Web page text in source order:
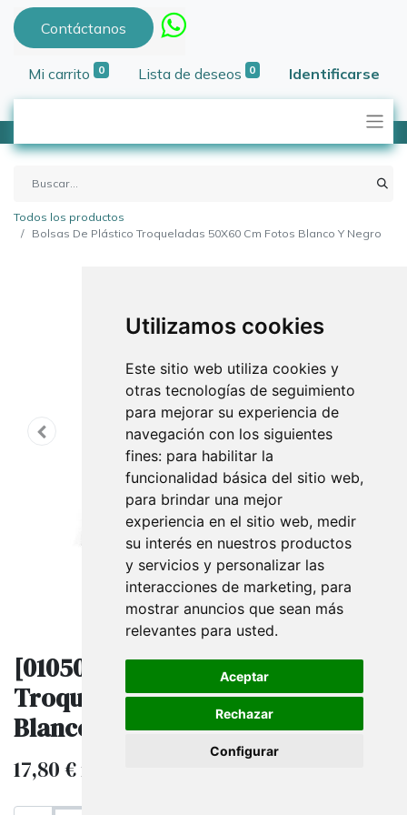
Utilizamos cookies
Este sitio web utiliza cookies y
otras tecnologías de seguimiento
para mejorar su experiencia de
navegación con los siguientes
fines: para habilitar la
funcionalidad básica del sitio web,
para brindar una mejor
experiencia en el sitio web, medir
su interés en nuestros productos
y servicios y personalizar las
interacciones de marketing, para
mostrar anuncios que sean más
relevantes para usted.
Aceptar
Rechazar
Configurar
Contáctanos
Mi carrito 0 Lista de deseos 0 Identificarse
Todos los productos
Bolsas De Plástico Troqueladas 50X60 Cm Fotos Blanco Y Negro
[010507] Bolsas De Plástico
Troqueladas 50X60 Cm Fotos
Blanco Y Negro
17,80€ IVA excluido